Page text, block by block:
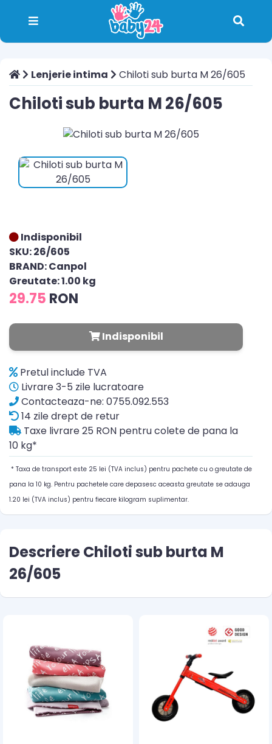
Lenjerie intima Chiloti sub burta M 26/605
Chiloti sub burta M 26/605
Indisponibil
SKU: 26/605
BRAND: Canpol
Greutate: 1.00 kg
29.75 RON
Indisponibil
Pretul include TVA
Livrare 3-5 zile lucratoare
Contacteaza-ne: 0755.092.553
14 zile drept de retur
Taxe livrare 25 RON pentru colete de pana la
10 kg*
* Taxa de transport este 25 lei (TVA inclus) pentru pachete cu o greutate de
pana la 10 kg. Pentru pachetele care depasesc aceasta greutate se adauga
1.20 lei (TVA inclus) pentru fiecare kilogram suplimentar.
Descriere Chiloti sub burta M
26/605